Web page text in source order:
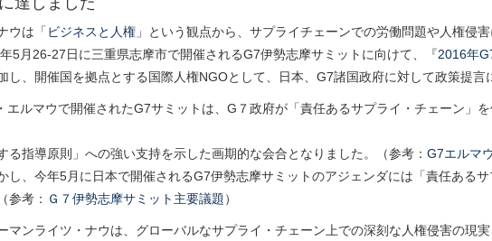
ウは「 ビジネスと人権」という観点から、サプライチェーンでの労働問題や人権侵
5月26-27日に三重県志摩市で開催されるG7伊勢志摩サミットに向けて、『2016年
し、開催国を拠点とする国際人権NGOとして、日本、G7諸国政府に対して政策提言
エルマウで開催されたG7サミットは、G７政府が「責任あるサプライ・チェーン」
る指導原則」への強い支持を示した画期的な会合となりました。（参考： G7エルマ
し、今年5月に日本で開催されるG7伊勢志摩サミットのアジェンダには「責任ある
参考： Ｇ７伊勢志摩サミット主要議題）
マンライツ・ナウは、グローバルなサプライ・チェーン上での深刻な人権侵害の現